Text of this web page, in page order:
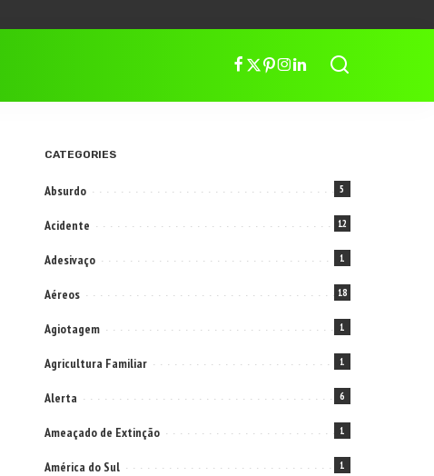
CATEGORIES
Absurdo 5
Acidente 12
Adesivaço 1
Aéreos 18
Agiotagem 1
Agricultura Familiar 1
Alerta 6
Ameaçado de Extinção 1
América do Sul 1